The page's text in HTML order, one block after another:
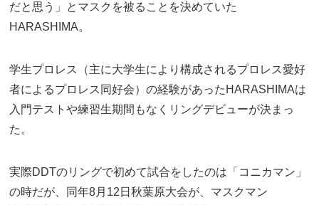
だと思う」とマスクを被ることを決めていた
HARASHIMA。
学生プロレス（主に大学生により構成されるプロレス愛好
者によるプロレス同好会）の経験があったHARASHIMAは
入門テストや練習生期間もなくリングデビューが決まっ
た。
実際DDTのリングで初めて試合をしたのは「コニカマン」
の時だが、同年8月12日秋葉原大会が、マスクマン